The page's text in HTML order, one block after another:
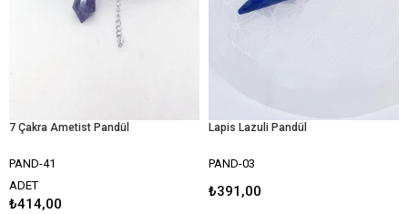
7 Çakra Ametist Pandül
PAND-41
ADET
₺414,00
Lapis Lazuli Pandül
PAND-03
₺391,00